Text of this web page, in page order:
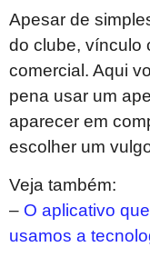
Apesar de
do clube, vínculo
comercial. Aqui
pena usar um
aparecer em
escolher um
Veja também:
– O aplicativo
usamos a